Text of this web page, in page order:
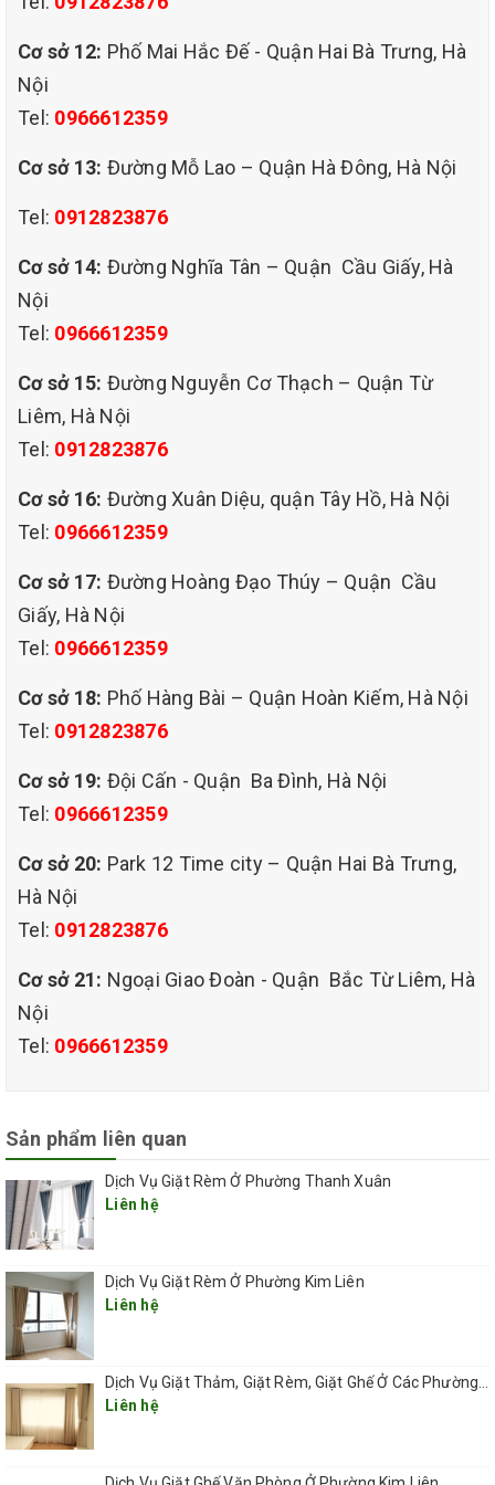
Các cách giặt rèm cửa của QHT Việt Nam:
Giặt phun hút thủ công tại chỗ.
Quy trình giặt rèm cửa bằng phương pháp giặt phun
hút thủ công tại chỗ:
hút tại chỗ thì chúng tại không cần tháo rèm ra khỏi vị
trí của nó. Nên quy trình của nó được thực hiện như
sau:
- Chuẩn bị mặt bằng thi công: tiến hành che chắn
tường và vật dụng xung quanh khu vực giặt.
-Test thử hóa chất giặt xem có phù hợp với chất liệu
vải không: thực hiện ở góc khuất.
- Hút bụi tổng thể rèm.
hiện 1 cách tỉ mỉ và cẩn thận để tránh làm vết bẩn lan
rộng hơn.
- Phun tổng thể hóa chất giặt.
- Hút sạch bằng máy hút công công nghiệp.
sấy nhiệt để tránh là sơ cứng rèm cửa.
- Vệ sinh khu vực giặt và trả đồ vật về vị trí cũ, bàn
giao cho khách hàng.
Cơ sở 12: Phố Mai Hắc Đế - Quận Hai Bà Trưng, Hà
Nội
Tel: 0966612359
Cơ sở 13: Đường Mỗ Lao – Quận Hà Đông, Hà Nội
Tel: 0912823876
Cơ sở 14: Đường Nghĩa Tân – Quận Cầu Giấy, Hà
Nội
Tel: 0966612359
Cơ sở 15: Đường Nguyễn Cơ Thạch – Quận Từ
Liêm, Hà Nội
Tel: 0912823876
Cơ sở 16: Đường Xuân Diệu, quận Tây Hồ, Hà Nội
Tel: 0966612359
Cơ sở 17: Đường Hoàng Đạo Thúy – Quận Cầu
Giấy, Hà Nội
Tel: 0966612359
Cơ sở 18: Phố Hàng Bài – Quận Hoàn Kiếm, Hà Nội
Tel: 0912823876
Cơ sở 19: Đội Cấn - Quận Ba Đình, Hà Nội
Tel: 0966612359
Cơ sở 20: Park 12 Time city – Quận Hai Bà Trưng,
Hà Nội
Tel: 0912823876
Cơ sở 21: Ngoại Giao Đoàn - Quận Bắc Từ Liêm, Hà
Nội
Tel: 0966612359
Sản phẩm liên quan
Dịch Vụ Giặt Rèm Ở Phường Thanh Xuân
Liên hệ
Dịch Vụ Giặt Rèm Ở Phường Kim Liên
Liên hệ
Liên hệ